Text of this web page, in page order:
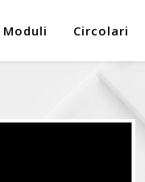
Moduli Circolari